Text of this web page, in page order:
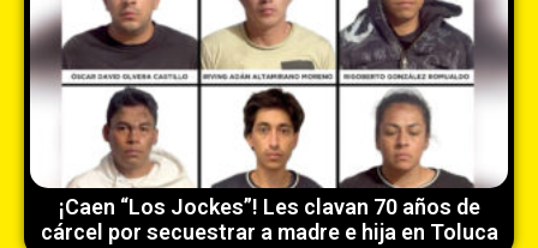
¡Caen “Los Jockes”! Les clavan 70 años de
cárcel por secuestrar a madre e hija en Toluca